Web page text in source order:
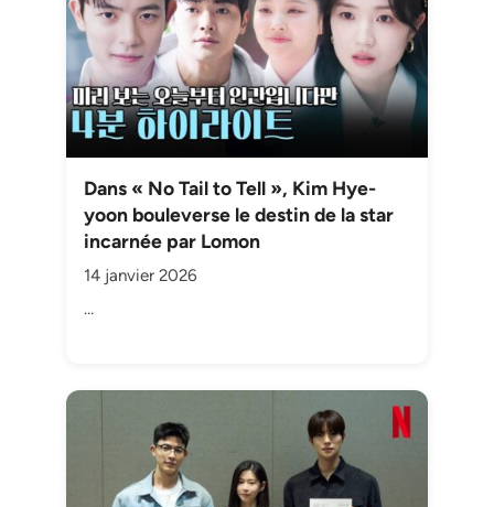
Dans « No Tail to Tell », Kim Hye-
yoon bouleverse le destin de la star
incarnée par Lomon
14 janvier 2026
…